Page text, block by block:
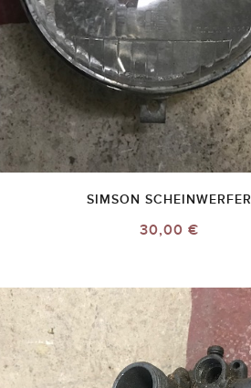
SIMSON SCHEINWERFER
30,00 €